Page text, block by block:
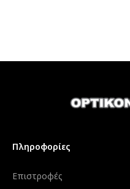
Πληροφορίες
Επιστροφές